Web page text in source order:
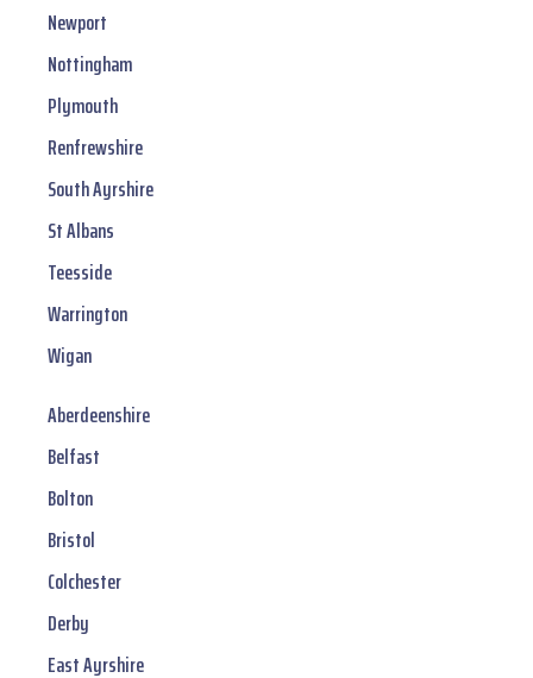
Newport
Nottingham
Plymouth
Renfrewshire
South Ayrshire
St Albans
Teesside
Warrington
Wigan
Aberdeenshire
Belfast
Bolton
Bristol
Colchester
Derby
East Ayrshire